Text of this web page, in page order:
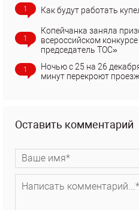
1 Как будут работать
1
Копейчанка заняла
всероссийском
председатель ТОС»
1
Ночью с 25 на 26
минут перекроют
Оставить комментарий